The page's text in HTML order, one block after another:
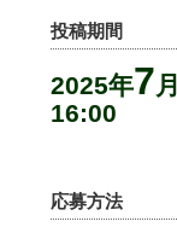
投稿期間
2025年7 月
16:00
応募方法